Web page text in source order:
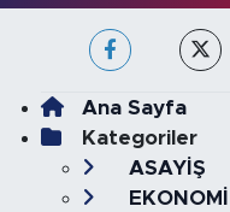
Ana Sayfa
Kategoriler
ASAYİŞ
EKONOMİ